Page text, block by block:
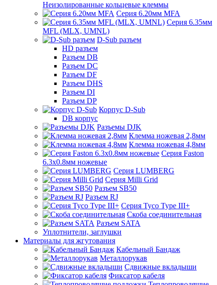
Неизолированные кольцевые клеммы
Серия 6.20мм MFA
Серия 6.35мм
MFL (MLX, UMNL)
D-Sub разъем
HD разъем
Разъем DB
Разъем DC
Разъем DF
Разъем DHS
Разъем DI
Разъем DP
Корпус D-Sub
DB корпус
Разъемы DJK
Клемма ножевая 2,8мм
Клемма ножевая 4,8мм
Серия Faston
6.3х0.8мм ножевые
Серия LUMBERG
Серия Milli Grid
Разъем SB50
Разъем RJ
Серия Tyco Type III+
Скоба соединительная
Разъем SATA
Уплотнители, заглушки
Материалы для жгутования
Кабельный Бандаж
Металлорукав
Сдвижные вкладыши
Фиксатор кабеля